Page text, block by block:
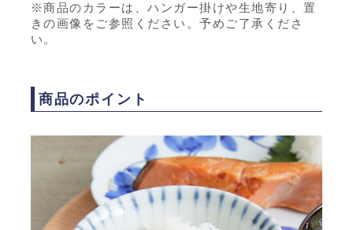
※商品のカラーは、ハンガー掛けや生地寄り、置
きの画像をご参照ください。予めご了承くださ
い。
商品のポイント